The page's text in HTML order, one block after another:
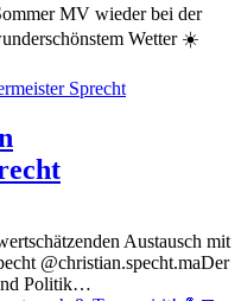
MV wieder bei der
Wetter ☀️
Austausch mit
@christian.specht.maDer
Politik…